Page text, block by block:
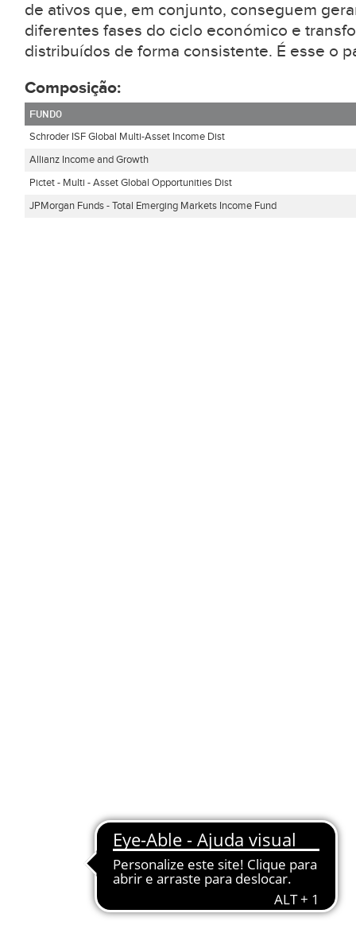
de ativos que, em conjunto, conseguem
diferentes fases do ciclo económico e
distribuídos de forma consistente. É esse o
Composição:
FUNDO
Schroder ISF Global Multi-Asset Income Dist
Allianz Income and Growth
Pictet - Multi - Asset Global Opportunities Dist
JPMorgan Funds - Total Emerging Markets Income Fund